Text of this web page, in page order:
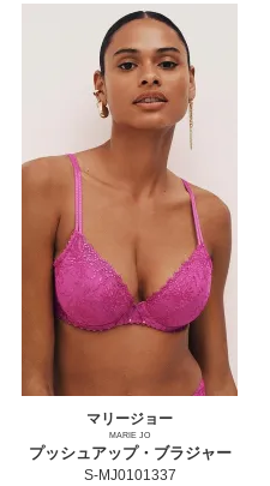
マリージョー
MARIE JO
プッシュアップ・ブラジャー
S-MJ0101337